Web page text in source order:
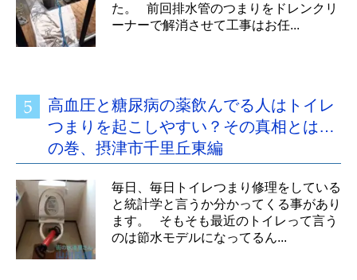
た。 前回排水管のつまりをドレンクリ
ーナーで解消させて工事はお任...
高血圧と糖尿病の薬飲んでる人はトイレ
つまりを起こしやすい？その真相とは…
の巻、摂津市千里丘東編
毎日、毎日トイレつまり修理をしている
と統計学と言うか分かってくる事があり
ます。 そもそも最近のトイレって言う
のは節水モデルになってるん...